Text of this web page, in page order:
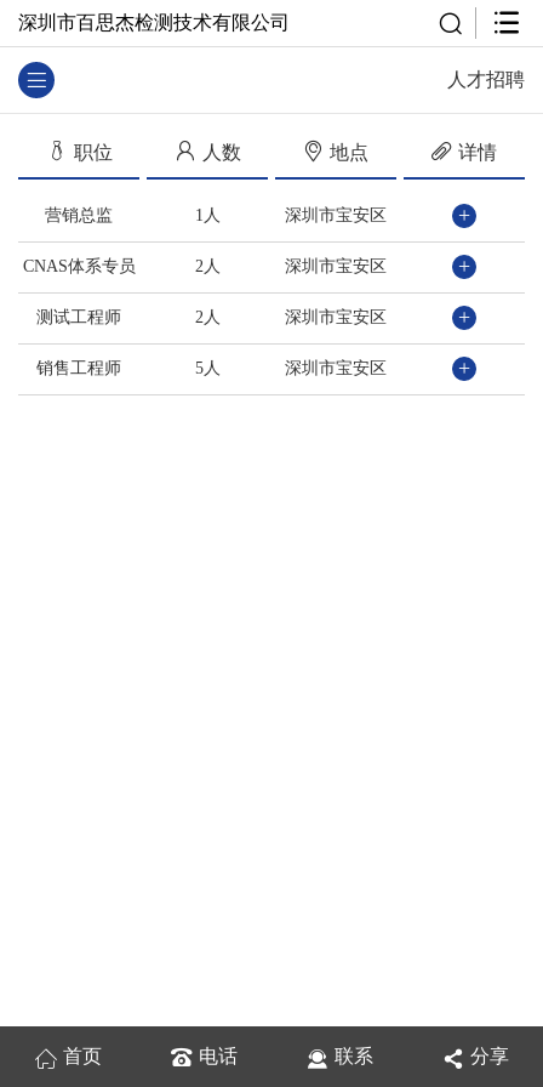
深圳市百思杰检测技术有限公司
人才招聘
职位 人数 地点 详情
营销总监 1人 深圳市宝安区 +
CNAS体系专员 2人 深圳市宝安区 +
测试工程师 2人 深圳市宝安区 +
销售工程师 5人 深圳市宝安区 +
首页 电话 联系 分享